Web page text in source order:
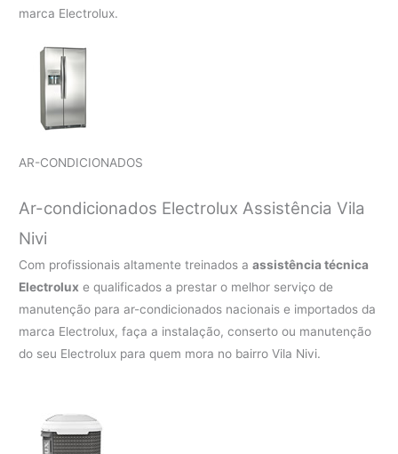
marca Electrolux.
AR-CONDICIONADOS
Ar-condicionados Electrolux Assistência Vila
Nivi
Com profissionais altamente treinados aassistência técnica
Electrolux e qualificados a prestar o melhor serviço de
manutenção para ar-condicionados nacionais e importados da
marca Electrolux, faça a instalação, conserto ou manutenção
do seu Electrolux para quem mora no bairro Vila Nivi.